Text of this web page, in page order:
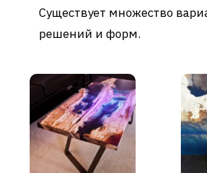
Существует множество
решений и форм.